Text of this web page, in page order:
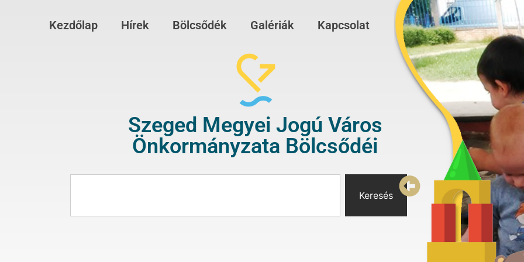
Kezdőlap Hírek Bölcsődék Galériák Kapcsolat
Szeged Megyei Jogú Város
Önkormányzata Bölcsődéi
Keresés